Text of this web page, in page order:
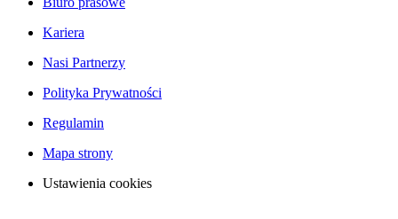
Kariera
Nasi Partnerzy
Polityka Prywatności
Regulamin
Mapa strony
Ustawienia cookies